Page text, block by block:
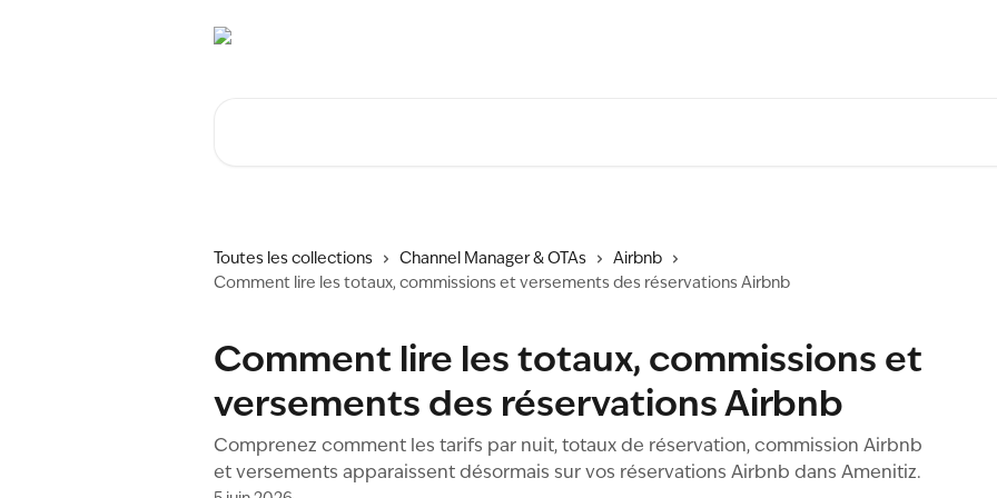
Toutes les collections Channel Manager & OTAs
Airbnb
Comment lire les totaux, commissions et versements des réservations Airbnb
Comment lire les totaux, commissions et
versements des réservations Airbnb
Comprenez comment les tarifs par nuit, totaux de réservation, commission Airbnb
et versements apparaissent désormais sur vos réservations Airbnb dans Amenitiz.